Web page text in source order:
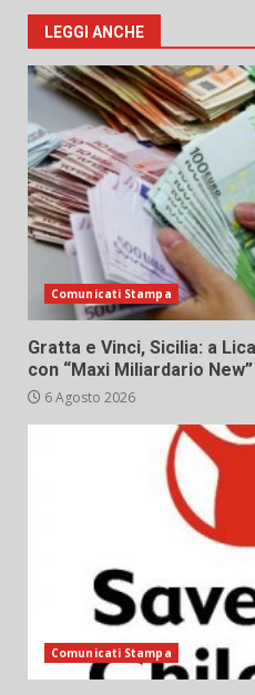
LEGGI ANCHE
Comunicati Stampa
Gratta e Vinci, Sicilia: a
con “Maxi Miliardario New”
6 Agosto 2026
Comunicati Stampa